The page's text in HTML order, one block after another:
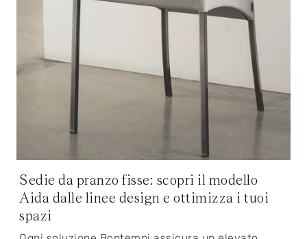
Sedie da pranzo fisse: scopri il modello
Aida dalle linee design e ottimizza i tuoi
spazi